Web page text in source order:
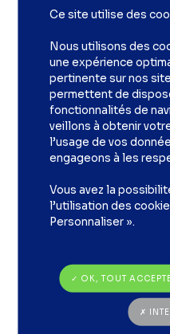
Ce site utilise des
Nous utilisons des
une expérience
pertinente sur nos
permettent de
fonctionnalités de
veillons à obtenir
l’usage de vos
engageons à les
Vous avez la
l’utilisation des
Personnaliser ».
✓ OK, TOUT
✗